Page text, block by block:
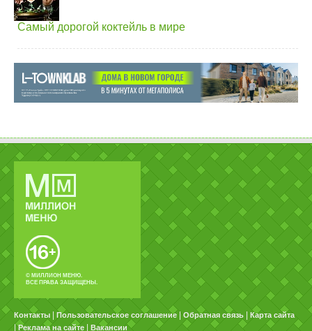
Самый дорогой коктейль в мире
© МИЛЛИОН МЕНЮ.
ВСЕ ПРАВА ЗАЩИЩЕНЫ.
Контакты Пользовательское соглашение Обратная связь Карта сайта
|Реклама на сайте Вакансии